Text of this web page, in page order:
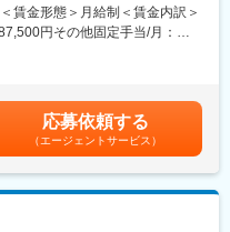
築、増改築、リフォーム事業
り、新しく改修をして、きれ
賃金形態＞月給制＜賃金内訳＞
円その他固定手当/月：
時間を超えた場合は、超過分の
：年2回（7月・12月）■昇給：
り■資格手当：あり賃金はあく
通じて上下する可能性がありま
表記です。
応募依頼する
（エージェントサービス）